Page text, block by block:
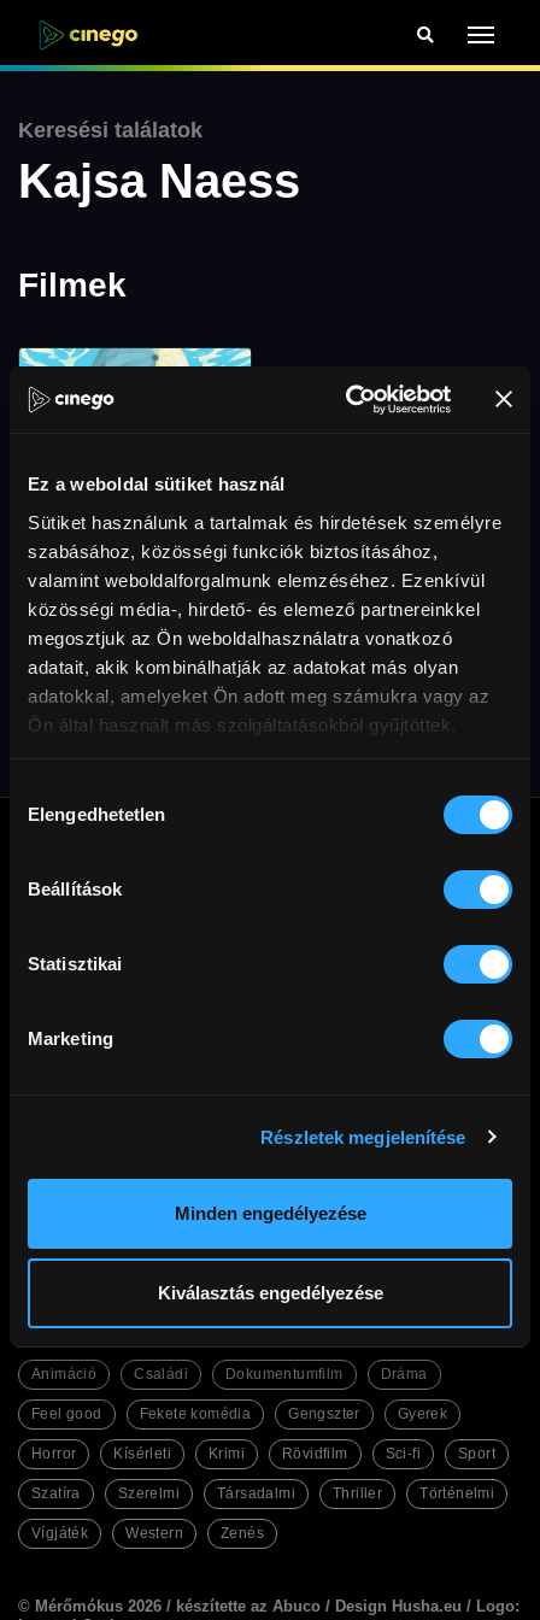
Ez a weboldal sütiket használ
Sütiket használunk a tartalmak és hirdetések személyre
szabásához, közösségi funkciók biztosításához,
valamint weboldalforgalmunk elemzéséhez. Ezenkívül
közösségi média-, hirdető- és elemező partnereinkkel
megosztjuk az Ön weboldalhasználatra vonatkozó
adatait, akik kombinálhatják az adatokat más olyan
adatokkal, amelyeket Ön adott meg számukra vagy az
Ön által használt más szolgáltatásokból gyűjtöttek.
kiválasztása
Elengedhetetlen
Beállítások
Statisztikai
Marketing
Részletek megjelenítése
Minden engedélyezése
Kiválasztás engedélyezése
Keresési találatok
Kajsa Naess
Filmek
Titina – A négylábú
felfedező
Ajándék előfizetés
Adatkezelési tájékoztató
Általános Szerződési Feltételek
Kapcsolat
Filmek
Legnézettebb
Magyar filmek
Szinkronos filmek
Műfajok
Animáció Családi Dokumentumfilm Dráma
Feel good Fekete komédia Gengszter Gyerek
Horror Kísérleti Krimi Rövidfilm Sci-fi Sport
Szatíra Szerelmi Társadalmi Thriller Történelmi
Vígjáték Western Zenés
© Mérőmókus 2026 / készítette az Abuco / Design Husha.eu / Logo: